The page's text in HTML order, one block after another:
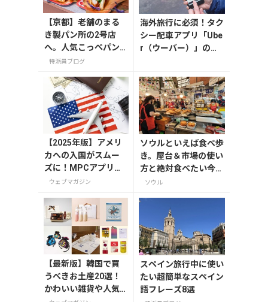
【京都】老舗のまる
き製パン所の2号店
へ。人気こっぺパン
を市役所で味わう
特派員ブログ
海外旅行に必須！タク
シー配車アプリ「Ube
r（ウーバー）」の登
【2025年版】アメリ
カへの入国がスムー
ズに！MPCアプリの
登録方法や使い方を
ウェブマガジン
ソウルといえば食べ歩
き。屋台＆市場の使い
方と絶対食べたい今ど
きB級グルメ
ソウル
【最新版】韓国で買
うべきお土産20選！
かわいい雑貨や人気
スペイン旅行中に使い
たい超簡単なスペイン
語フレーズ8選